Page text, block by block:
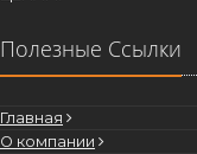
Полезные Ссылки
Главная
О компании